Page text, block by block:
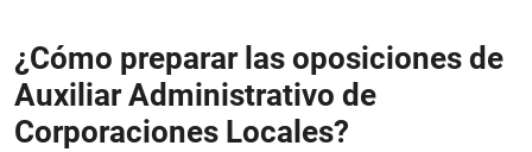
¿Cómo preparar las oposiciones de
Auxiliar Administrativo de
Corporaciones Locales?